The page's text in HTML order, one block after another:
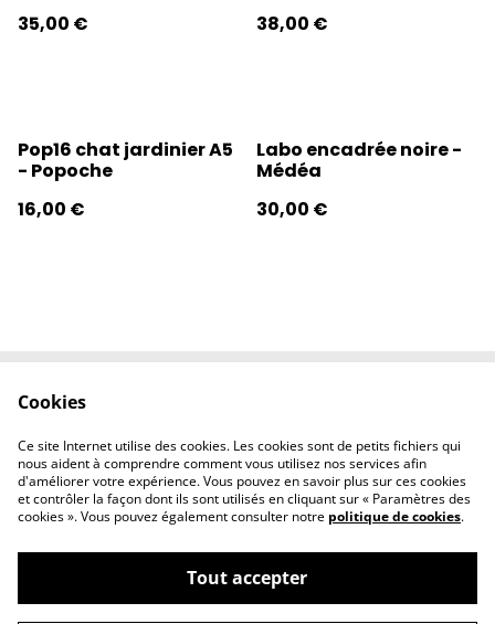
35,00 €
38,00 €
Pop16 chat jardinier A5
- Popoche
16,00 €
Labo encadrée noire -
Médéa
30,00 €
Contactez-nous
Politique de
confidentialité
Politique de
cookies
©2026l'éclipse
Cookies
Ce site Internet utilise des cookies. Les cookies sont de petits fichiers qui
nous aident à comprendre comment vous utilisez nos services afin
d'améliorer votre expérience. Vous pouvez en savoir plus sur ces cookies
et contrôler la façon dont ils sont utilisés en cliquant sur « Paramètres des
cookies ». Vous pouvez également consulter notre politique de cookies.
Tout accepter